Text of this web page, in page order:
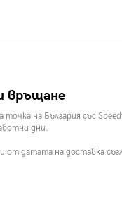
връщане
точка на България със
дни.
от датата на доставка